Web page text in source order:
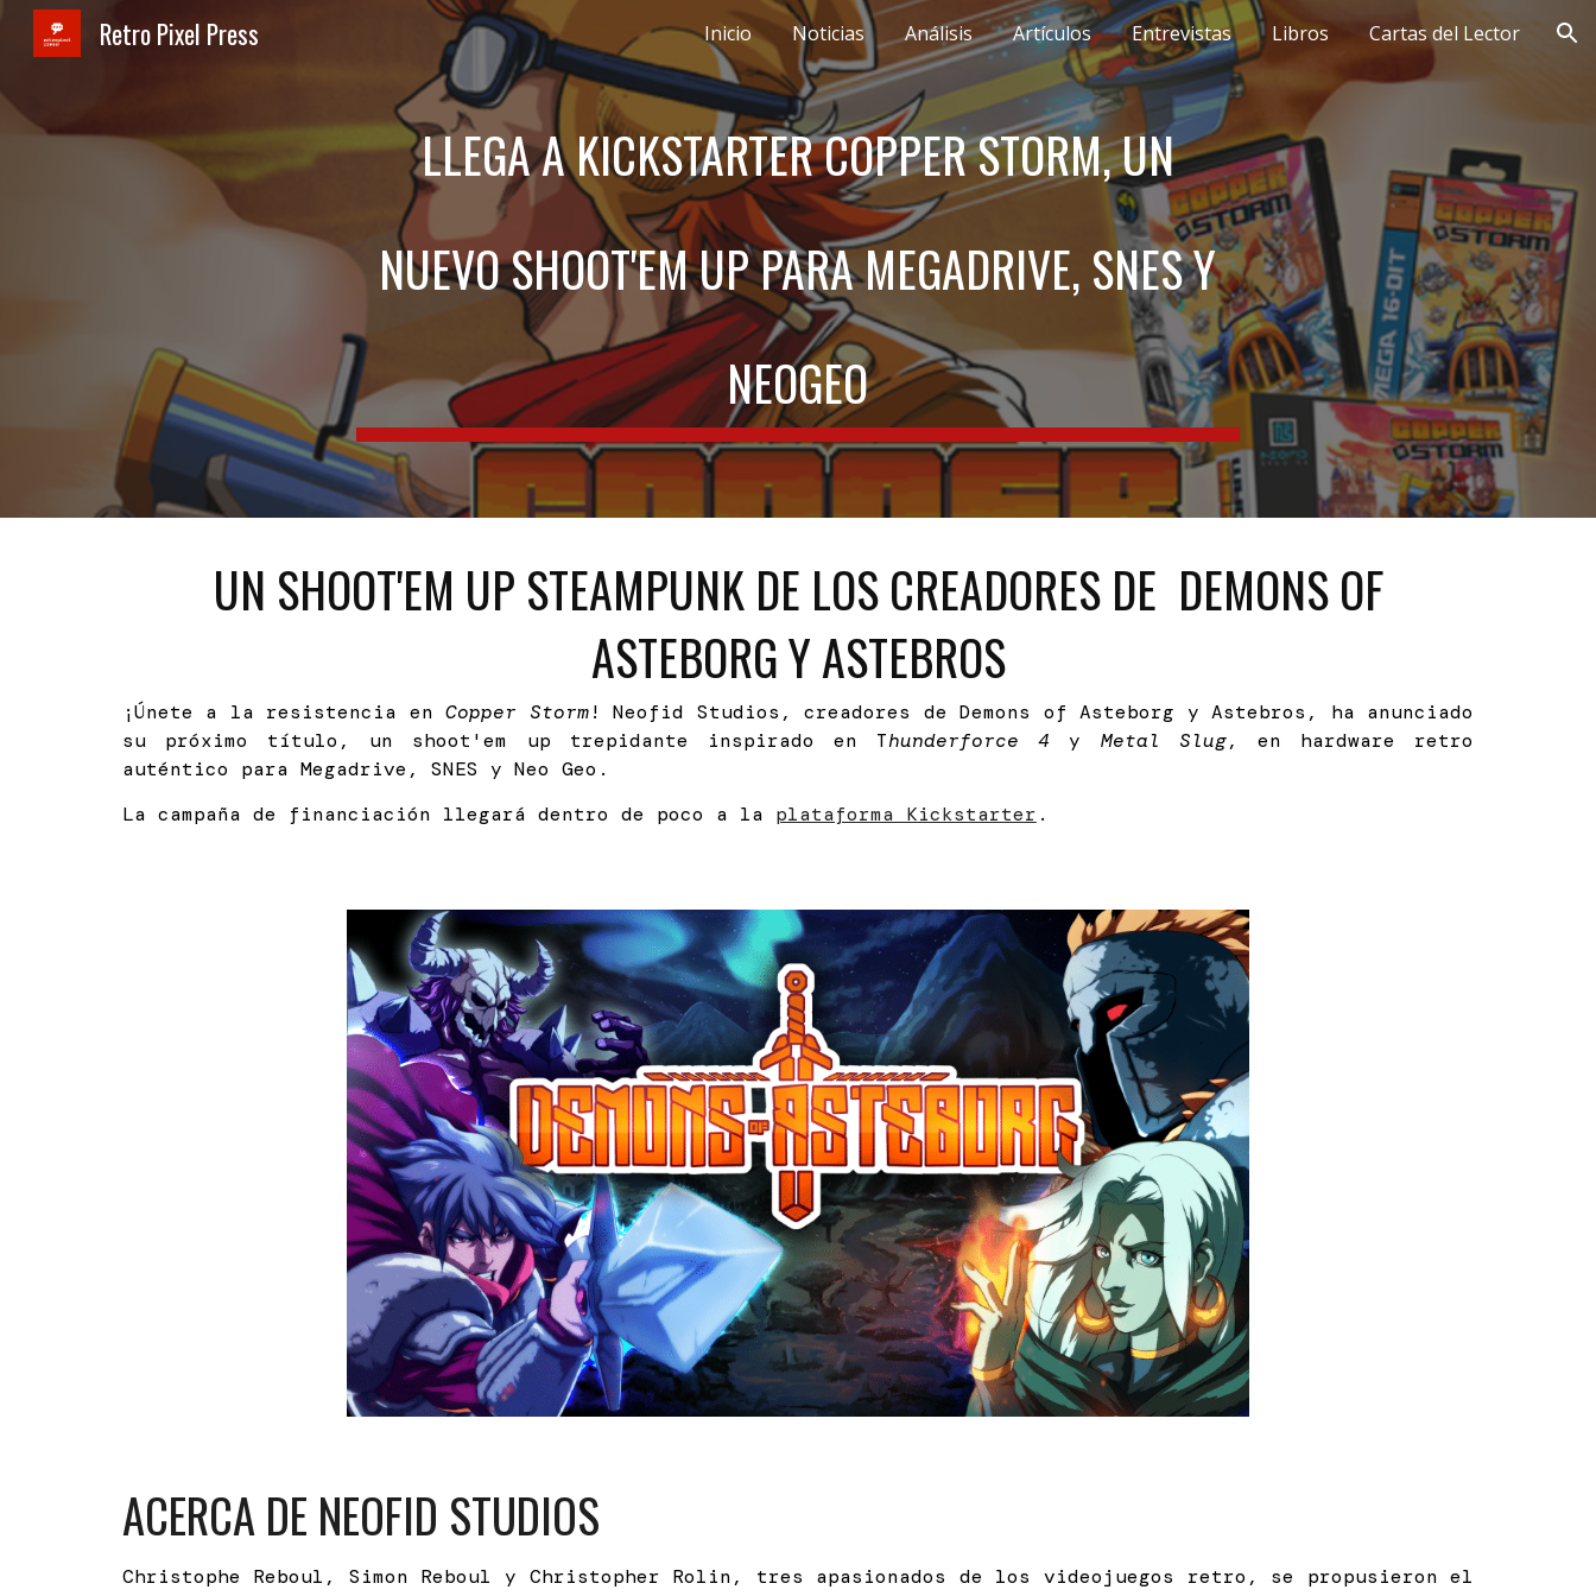
Skip to main content Skip to navigation
Retro Pixel Press Inicio Noticias Análisis Artículos Entrevistas Libros Cartas del Lector
LLEGA A KICKSTARTER COPPER STORM, UN
NUEVO SHOOT'EM UP PARA MEGADRIVE, SNES Y
NEOGEO
UN SHOOT'EM UP STEAMPUNK DE LOS CREADORES DE DEMONS OF
ASTEBORG Y ASTEBROS
¡Únete a la resistencia enCopper Storm! Neofid Studios, creadores de Demons of Asteborg y Astebros, ha anunciado
su próximo título, un shoot'em up trepidante inspirado en Thunderforce 4 y Metal Slug, en hardware retro
auténtico para Megadrive, SNES y Neo Geo.
La campaña de financiación llegará dentro de poco a la plataforma Kickstarter .
ACERCA DE NEOFID STUDIOS
Christophe Reboul, Simon Reboul y Christopher Rolin, tres apasionados de los videojuegos retro, se propusieron el